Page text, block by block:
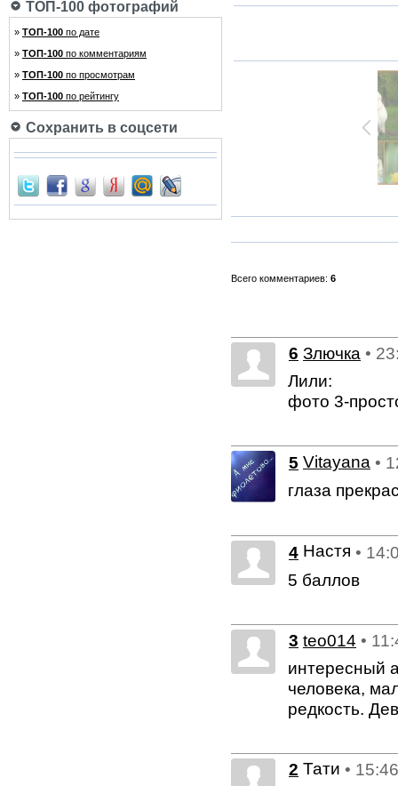
ТОП-100 фотографий
» ТОП-100 по дате
» ТОП-100 по комментариям
» ТОП-100 по просмотрам
» ТОП-100 по рейтингу
Сохранить в соцсети
Всего комментариев: 6
6 Злючка •
Лили:
фото 3-
5 Vitayana •
глаза
4 Настя •
5 баллов
3 teo014 •
интересный
человека,
редкость.
2 Тати •